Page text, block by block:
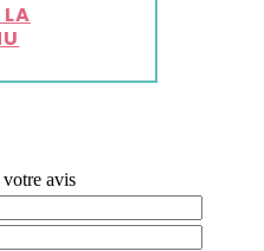
votre avis